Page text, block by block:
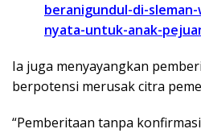
beranigundul-di-
nyata-untuk-anak-
Ia juga menyayangkan
berpotensi merusak citra
“Pemberitaan tanpa